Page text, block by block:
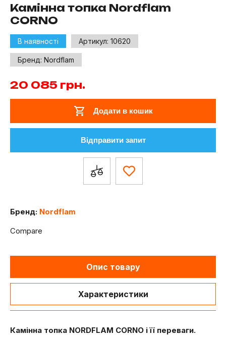
Камінна топка Nordflam
CORNO
В наявності Артикул: 10620
Бренд: Nordflam
20 085 грн.
Додати в кошик
Відправити запит
Бренд: Nordflam
Compare
Опис товару
Характеристики
Камінна топка NORDFLAM CORNO і її переваги.